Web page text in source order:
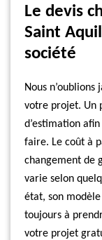
Le devis
Saint
société
Nous
votre projet. Un
d’estimation
faire. Le coût à
changement de
varie selon
état, son
toujours à
votre projet